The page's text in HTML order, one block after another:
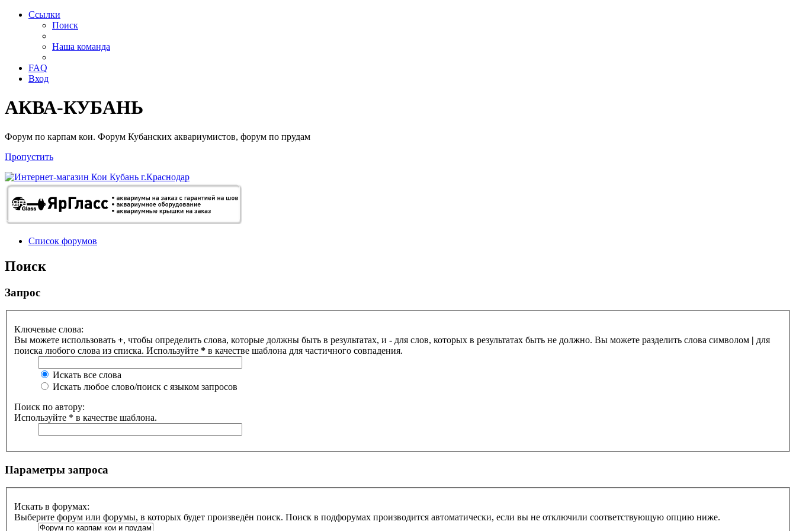
Ссылки
Поиск
Наша команда
FAQ
Вход
АКВА-КУБАНЬ
Форум по карпам кои. Форум Кубанских аквариумистов, форум по прудам
Пропустить
Список форумов
Поиск
Запрос
Ключевые слова:
Вы можете использовать +, чтобы определить слова, которые должны быть в результатах, и - для слов, которых в результатах быть не должно. Вы можете разделить слова символом | для
поиска любого слова из списка. Используйте * в качестве шаблона для частичного совпадения.
Искать все слова
Искать любое слово/поиск с языком запросов
Поиск по автору:
Используйте * в качестве шаблона.
Параметры запроса
Искать в форумах:
Выберите форум или форумы, в которых будет произведён поиск. Поиск в подфорумах производится автоматически, если вы не отключили соответствующую опцию ниже.